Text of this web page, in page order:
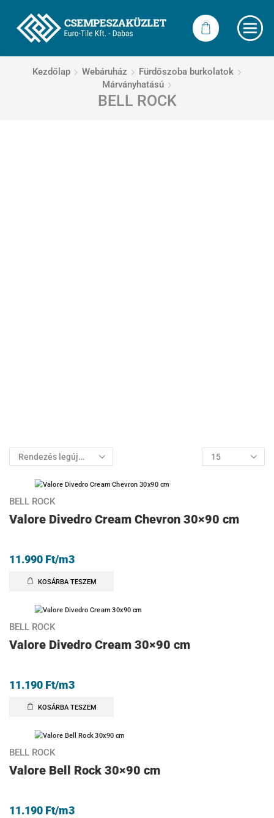
Kezdőlap Webáruház
Fürdőszoba burkolatok
Márványhatású
BELL ROCK
BELL ROCK
Valore Divedro Cream Chevron 30×90 cm
11.990 Ft/m3
KOSÁRBA TESZEM
BELL ROCK
Valore Divedro Cream 30×90 cm
11.190 Ft/m3
KOSÁRBA TESZEM
BELL ROCK
Valore Bell Rock 30×90 cm
11.190 Ft/m3